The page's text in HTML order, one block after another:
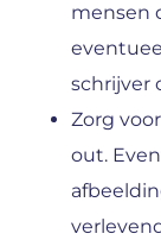
mensen
schrijver
Zorg
out.